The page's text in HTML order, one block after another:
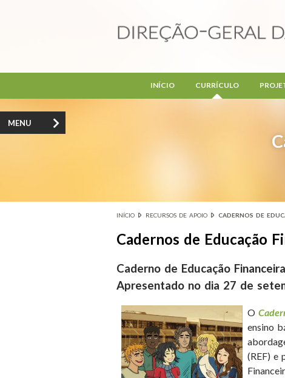
INÍCIO CURRÍCULO
INÍCIO RECURSOS DE APOIO CADERNOS DE
Cadernos de Educação
Caderno de Educação
Apresentado no dia 27 de
O
ensino
(REF) e
MENU